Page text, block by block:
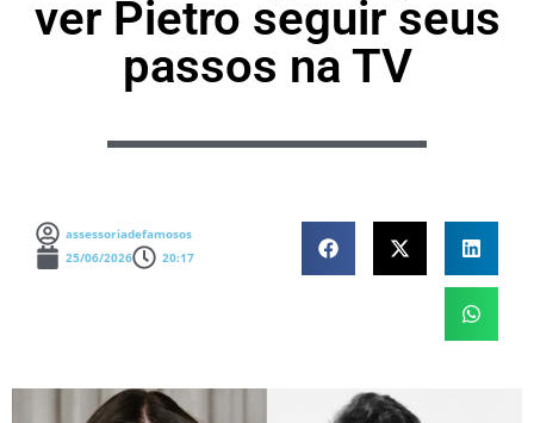
ver Pietro seguir seus
passos na TV
assessoriadefamosos
25/06/2026
20:17